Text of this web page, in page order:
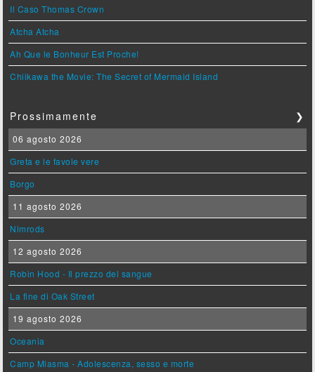
Il Caso Thomas Crown
Atcha Atcha
Ah Que le Bonheur Est Proche!
Chiikawa the Movie: The Secret of Mermaid Island
Prossimamente ❯
06 agosto 2026
Greta e le favole vere
Borgo
11 agosto 2026
Nimrods
12 agosto 2026
Robin Hood - Il prezzo del sangue
La fine di Oak Street
19 agosto 2026
Oceania
Camp Miasma - Adolescenza, sesso e morte